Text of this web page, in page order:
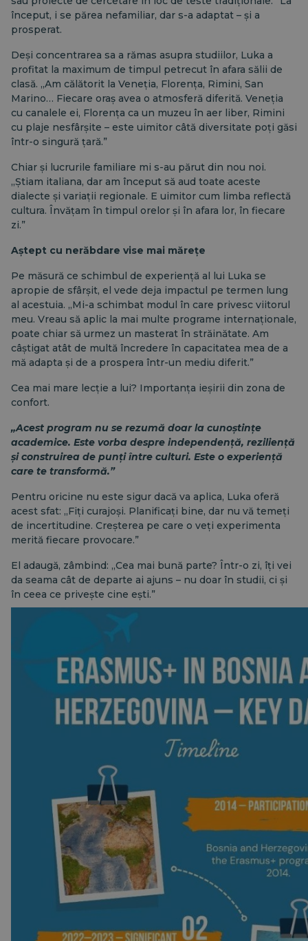
început, i se părea nefamiliar, dar s-a adaptat – și a
prosperat.
Deși concentrarea sa a rămas asupra studiilor, Luka a
profitat la maximum de timpul petrecut în afara sălii de
clasă. „Am călătorit la Veneția, Florența, Rimini, San
Marino… Fiecare oraș avea o atmosferă diferită. Veneția
cu canalele ei, Florența ca un muzeu în aer liber, Rimini
cu plaje nesfârșite – este uimitor câtă diversitate poți găsi
într-o singură țară.”
Chiar și lucrurile familiare mi s-au părut din nou noi.
„Știam italiana, dar am început să aud toate aceste
dialecte și variații regionale. E uimitor cum limba reflectă
cultura. Învățam în timpul orelor și în afara lor, în fiecare
zi.”
Aștept cu nerăbdare vise mai mărețe
Pe măsură ce schimbul de experiență al lui Luka se
apropie de sfârșit, el vede deja impactul pe termen lung
al acestuia. „Mi-a schimbat modul în care privesc viitorul
meu. Vreau să aplic la mai multe programe internaționale,
poate chiar să urmez un masterat în străinătate. Am
câștigat atât de multă încredere în capacitatea mea de a
mă adapta și de a prospera într-un mediu diferit.”
Cea mai mare lecție a lui? Importanța ieșirii din zona de
confort.
„Acest program nu se rezumă doar la cunoștințe
academice. Este vorba despre independență, reziliență
și construirea de punți între culturi. Este o experiență
care te transformă.”
Pentru oricine nu este sigur dacă va aplica, Luka oferă
acest sfat: „Fiți curajoși. Planificați bine, dar nu vă temeți
de incertitudine. Creșterea pe care o veți experimenta
merită fiecare provocare.”
El adaugă, zâmbind: „Cea mai bună parte? Într-o zi, îți vei
da seama cât de departe ai ajuns – nu doar în studii, ci și
în ceea ce privește cine ești.”